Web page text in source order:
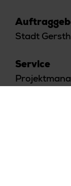
Stadt
Service